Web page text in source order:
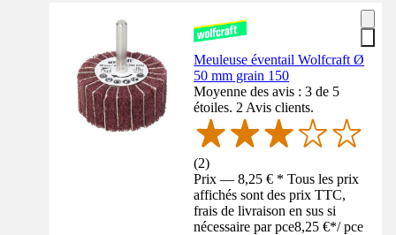
Meuleuse éventail Wolfcraft Ø
50 mm grain 150
Moyenne des avis : 3 de 5
étoiles. 2 Avis clients.
(2)
Prix — 8,25 € * Tous les prix
affichés sont des prix TTC,
frais de livraison en sus si
nécessaire par pce8,25 €*/ pce